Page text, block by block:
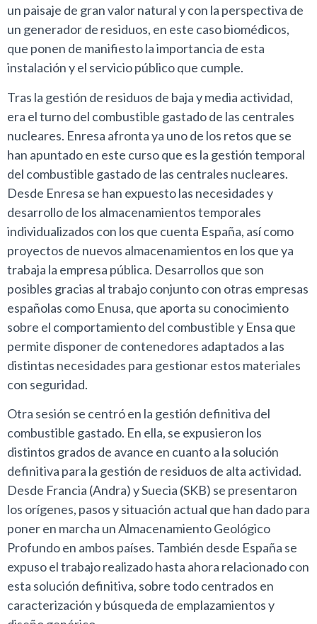
un paisaje de gran valor natural y con la perspectiva de
un generador de residuos, en este caso biomédicos,
que ponen de manifiesto la importancia de esta
instalación y el servicio público que cumple.
Tras la gestión de residuos de baja y media actividad,
era el turno del combustible gastado de las centrales
nucleares. Enresa afronta ya uno de los retos que se
han apuntado en este curso que es la gestión temporal
del combustible gastado de las centrales nucleares.
Desde Enresa se han expuesto las necesidades y
desarrollo de los almacenamientos temporales
individualizados con los que cuenta España, así como
proyectos de nuevos almacenamientos en los que ya
trabaja la empresa pública. Desarrollos que son
posibles gracias al trabajo conjunto con otras empresas
españolas como Enusa, que aporta su conocimiento
sobre el comportamiento del combustible y Ensa que
permite disponer de contenedores adaptados a las
distintas necesidades para gestionar estos materiales
con seguridad.
Otra sesión se centró en la gestión definitiva del
combustible gastado. En ella, se expusieron los
distintos grados de avance en cuanto a la solución
definitiva para la gestión de residuos de alta actividad.
Desde Francia (Andra) y Suecia (SKB) se presentaron
los orígenes, pasos y situación actual que han dado para
poner en marcha un Almacenamiento Geológico
Profundo en ambos países. También desde España se
expuso el trabajo realizado hasta ahora relacionado con
esta solución definitiva, sobre todo centrados en
caracterización y búsqueda de emplazamientos y